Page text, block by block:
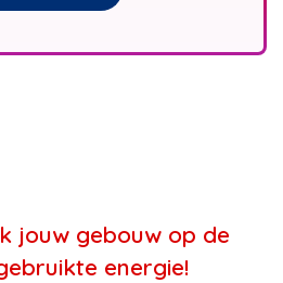
jouw gebouw op de
energie!